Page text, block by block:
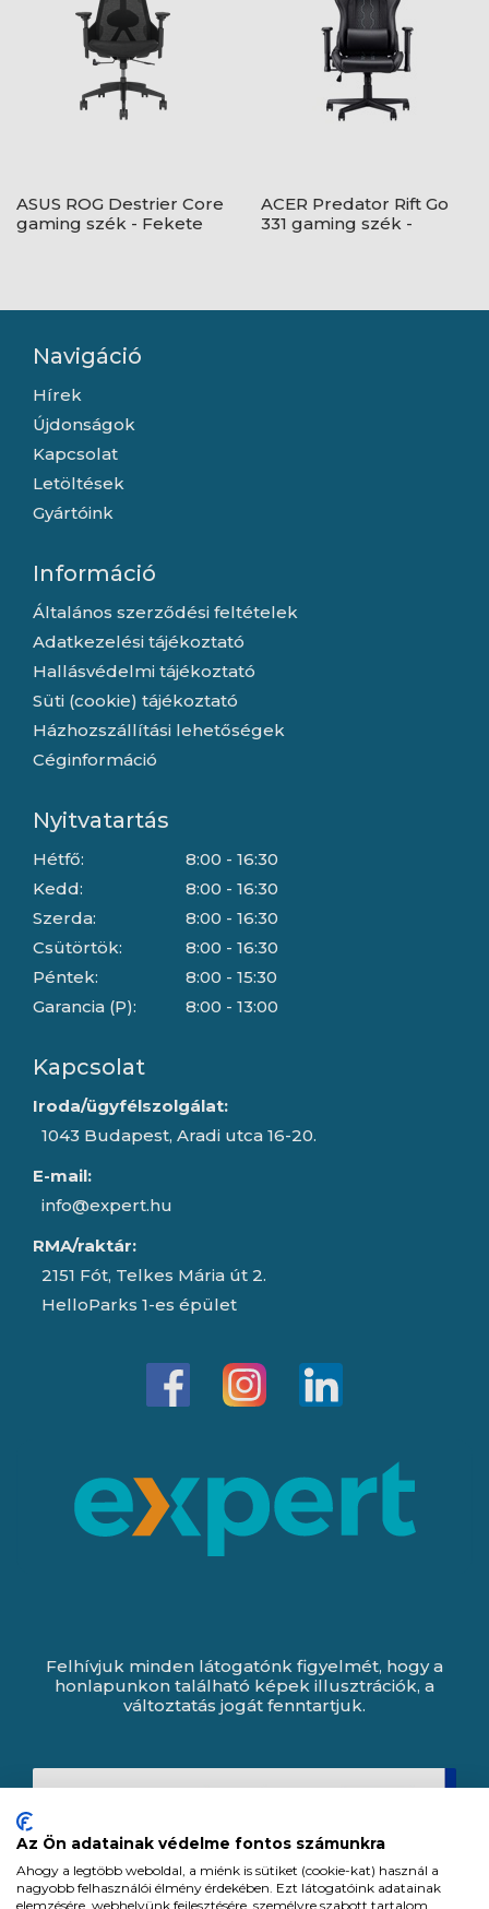
ASUS ROG Destrier Core
gaming szék - Fekete
ACER Predator Rift Go
331 gaming szék -
Navigáció
Hírek
Újdonságok
Kapcsolat
Letöltések
Gyártóink
Információ
Általános szerződési feltételek
Adatkezelési tájékoztató
Hallásvédelmi tájékoztató
Süti (cookie) tájékoztató
Házhozszállítási lehetőségek
Céginformáció
Nyitvatartás
Hétfő:
Kedd:
Szerda:
Csütörtök:
Péntek:
Garancia (P):
8:00 - 16:30
8:00 - 16:30
8:00 - 16:30
8:00 - 16:30
8:00 - 15:30
8:00 - 13:00
Kapcsolat
Iroda/ügyfélszolgálat:
1043 Budapest, Aradi utca 16-20.
E-mail:
info@expert.hu
RMA/raktár:
2151 Fót, Telkes Mária út 2.
HelloParks 1-es épület
Felhívjuk minden látogatónk figyelmét, hogy a
honlapunkon található képek illusztrációk, a
változtatás jogát fenntartjuk.
Az Ön adatainak védelme fontos számunkra
Ahogy a legtöbb weboldal, a miénk is sütiket (cookie-kat) használ a
nagyobb felhasználói élmény érdekében. Ezt látogatóink adatainak
elemzésére, webhelyünk fejlesztésére, személyre szabott tartalom